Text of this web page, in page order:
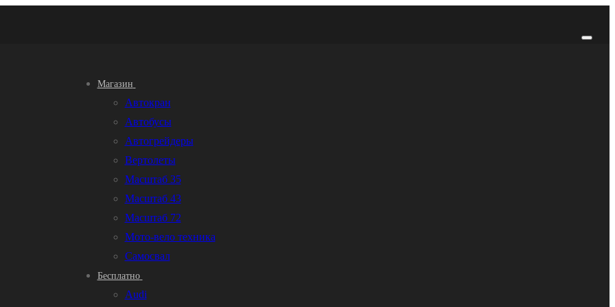
Магазин
Автокран
Автобусы
Автогрейдеры
Вертолеты
Масштаб 35
Масштаб 43
Масштаб 72
Мото-вело техника
Самосвал
Бесплатно
Audi